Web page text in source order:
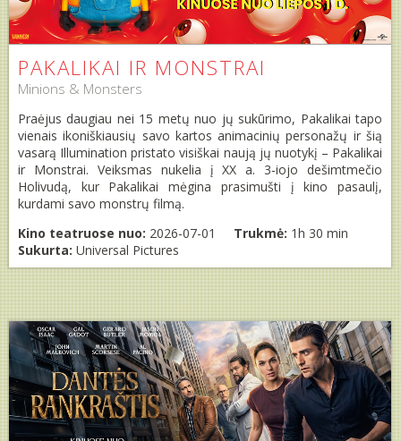
PAKALIKAI IR MONSTRAI
Minions & Monsters
Praėjus daugiau nei 15 metų nuo jų sukūrimo, Pakalikai tapo
vienais ikoniškiausių savo kartos animacinių personažų ir šią
vasarą Illumination pristato visiškai naują jų nuotykį – Pakalikai
ir Monstrai. Veiksmas nukelia į XX a. 3-iojo dešimtmečio
Holivudą, kur Pakalikai mėgina prasimušti į kino pasaulį,
kurdami savo monstrų filmą.
Kino teatruose nuo: 2026-07-01 Trukmė: 1h 30 min
Sukurta: Universal Pictures